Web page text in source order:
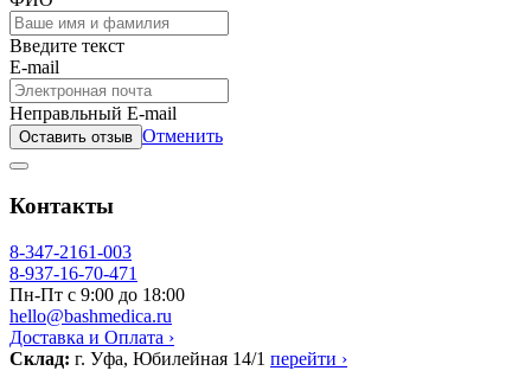
Введите текст
E-mail
Неправльный E-mail
Оставить отзыв Отменить
Контакты
8-347-2161-003
8-937-16-70-471
Пн-Пт с 9:00 до 18:00
hello@bashmedica.ru
Доставка и Оплата ›
Склад: г. Уфа, Юбилейная 14/1 перейти ›